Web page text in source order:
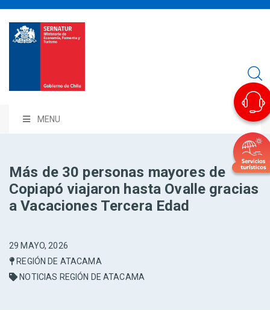
MENU
Más de 30 personas mayores de
Copiapó viajaron hasta Ovalle gracias
a Vacaciones Tercera Edad
29 MAYO, 2026
REGIÓN DE ATACAMA
NOTICIAS REGIÓN DE ATACAMA